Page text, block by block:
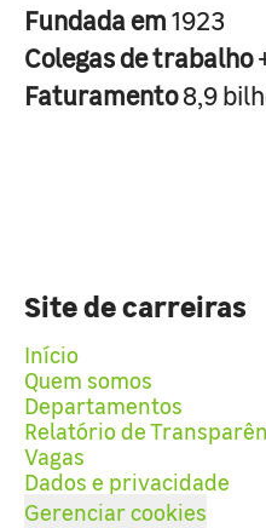
Fundada em1923
Colegas de trabalho
Faturamento8,9
Site de carreiras
Início
Quem somos
Departamentos
Relatório de
Vagas
Dados e privacidade
Gerenciar cookies